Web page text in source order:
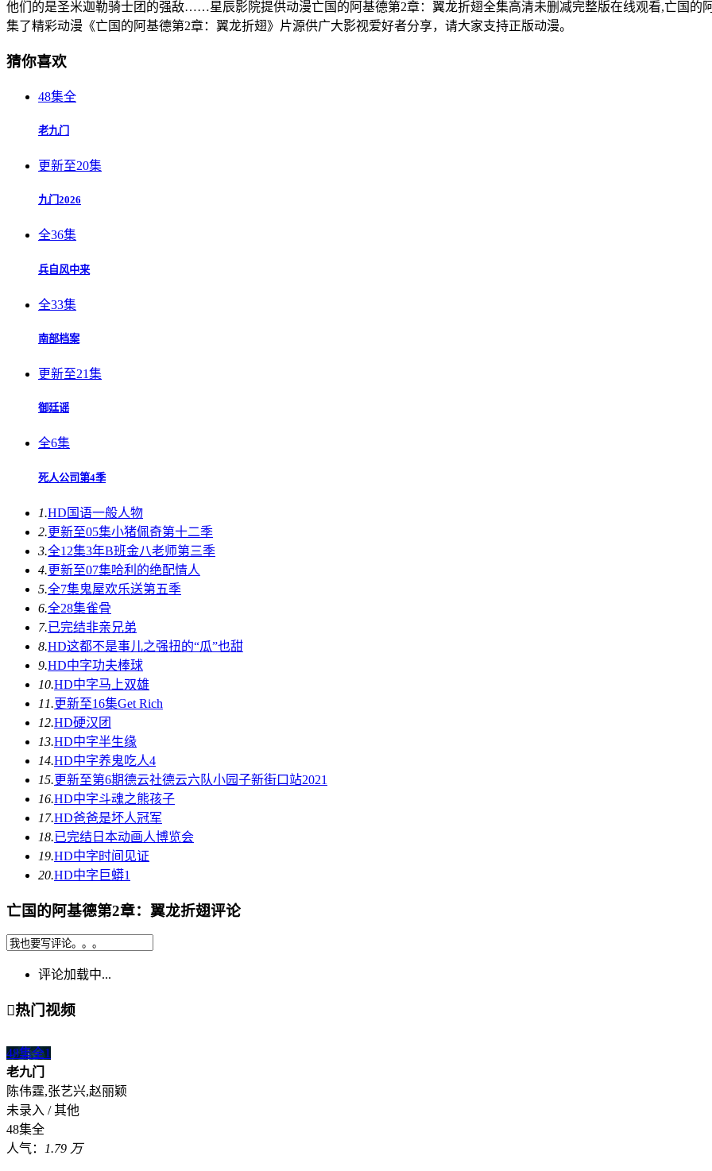
他们的是圣米迦勒骑士团的强敌……星辰影院提供动漫亡国的阿基德第2章：翼龙折翅全集高清未删减完整版在线观看,亡国的
集了精彩动漫《亡国的阿基德第2章：翼龙折翅》片源供广大影视爱好者分享，请大家支持正版动漫。
猜你喜欢
48集全
老九门
更新至20集
九门2026
全36集
兵自风中来
全33集
南部档案
更新至21集
御廷谣
全6集
死人公司第4季
1.HD国语一般人物
2.更新至05集小猪佩奇第十二季
3.全12集3年B班金八老师第三季
4.更新至07集哈利的绝配情人
5.全7集鬼屋欢乐送第五季
6.全28集雀骨
7.已完结非亲兄弟
8.HD这都不是事儿之强扭的“瓜”也甜
9.HD中字功夫棒球
10.HD中字马上双雄
11.更新至16集Get Rich
12.HD硬汉团
13.HD中字半生缘
14.HD中字养鬼吃人4
15.更新至第6期德云社德云六队小园子新街口站2021
16.HD中字斗魂之熊孩子
17.HD爸爸是坏人冠军
18.已完结 日本动画人博览会
19.HD中字时间见证
20.HD中字 巨蟒1
亡国的阿基德第2章：翼龙折翅评论
评论加载中...
热门视频
48集全1
老九门
陈伟霆,张艺兴,赵丽颖
未录入 / 其他
48集全
人气：
1.79 万